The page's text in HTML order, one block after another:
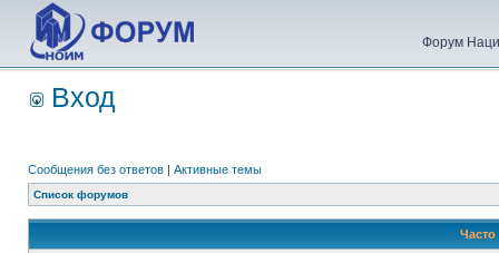
Форум
Вход
Сообщения без ответов | Активные темы
Список форумов